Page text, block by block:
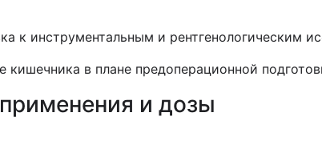
к инструментальным и рентгенологическим
кишечника в плане предоперационной
и дозы